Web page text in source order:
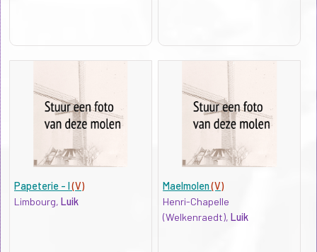
Papeterie - I(V)
Limbourg, Luik
Maelmolen(V)
Henri-Chapelle
(Welkenraedt),Luik